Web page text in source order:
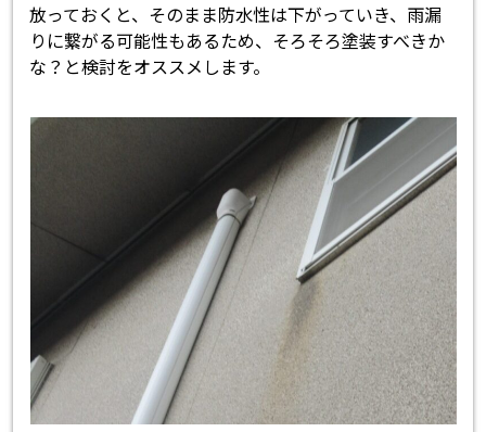
放っておくと、そのまま防水性は下がっていき、雨漏
りに繋がる可能性もあるため、そろそろ塗装すべきか
な？と検討をオススメします。